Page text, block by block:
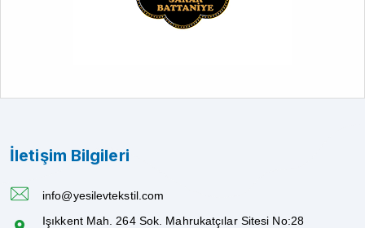
İletişim Bilgileri
info@yesilevtekstil.com
Işıkkent Mah. 264 Sok. Mahrukatçılar Sitesi No:28